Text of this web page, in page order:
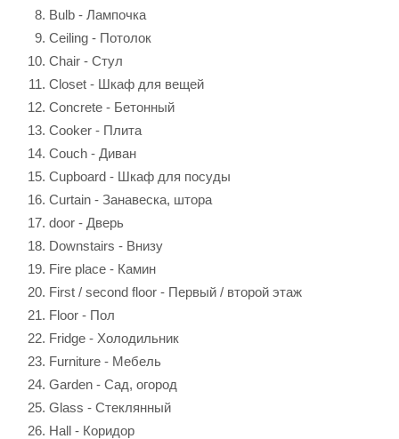
Bulb - Лампочка
Ceiling - Потолок
Chair - Стул
Closet - Шкаф для вещей
Concrete - Бетонный
Cooker - Плита
Couch - Диван
Cupboard - Шкаф для посуды
Curtain - Занавеска, штора
door - Дверь
Downstairs - Внизу
Fire place - Камин
First / second floor - Первый / второй этаж
Floor - Пол
Fridge - Холодильник
Furniture - Мебель
Garden - Сад, огород
Glass - Стеклянный
Hall - Коридор